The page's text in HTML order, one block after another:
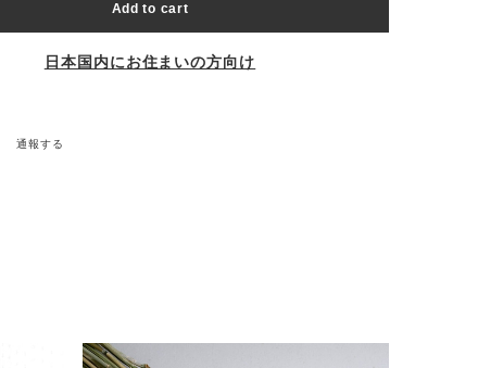
Add to cart
日本国内にお住まいの方向け
通報する